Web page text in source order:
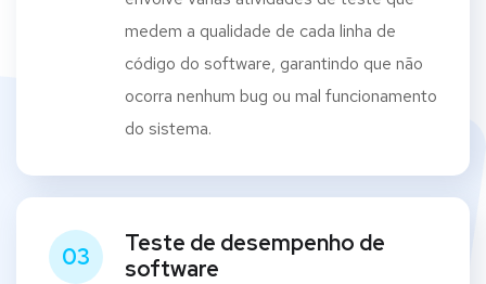
medem a qualidade de cada linha de
código do software, garantindo que não
ocorra nenhum bug ou mal funcionamento
do sistema.
03
Teste de desempenho de
software